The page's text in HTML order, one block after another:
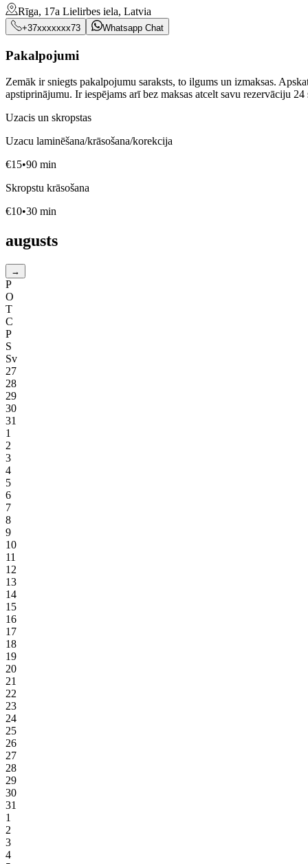
Rīga, 17a Lielirbes iela, Latvia
+37xxxxxxx73 Whatsapp Chat
Pakalpojumi
Zemāk ir sniegts pakalpojumu saraksts, to ilgums un izmaksas.
apstiprinājumu. Ir iespējams arī bez maksas atcelt savu rezervāciju 24
Uzacis un skropstas
Uzacu laminēšana/krāsošana/korekcija
€15•90 min
Skropstu krāsošana
€10•30 min
augusts
→
P
O
T
C
P
S
Sv
27
28
29
30
31
1
2
3
4
5
6
7
8
9
10
11
12
13
14
15
16
17
18
19
20
21
22
23
24
25
26
27
28
29
30
31
1
2
3
4